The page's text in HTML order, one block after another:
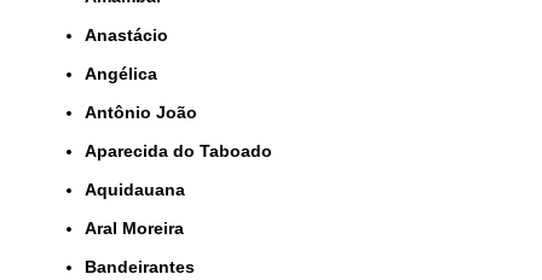
Anastácio
Angélica
Antônio João
Aparecida do Taboado
Aquidauana
Aral Moreira
Bandeirantes